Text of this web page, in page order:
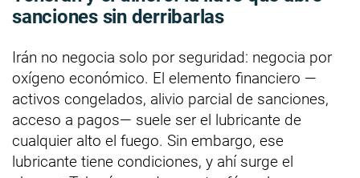
sanciones sin derribarlas
Irán no negocia solo por seguridad: negocia por
oxígeno económico. El elemento financiero —
activos congelados, alivio parcial de sanciones,
acceso a pagos— suele ser el lubricante de
cualquier alto el fuego. Sin embargo, ese
lubricante tiene condiciones, y ahí surge el